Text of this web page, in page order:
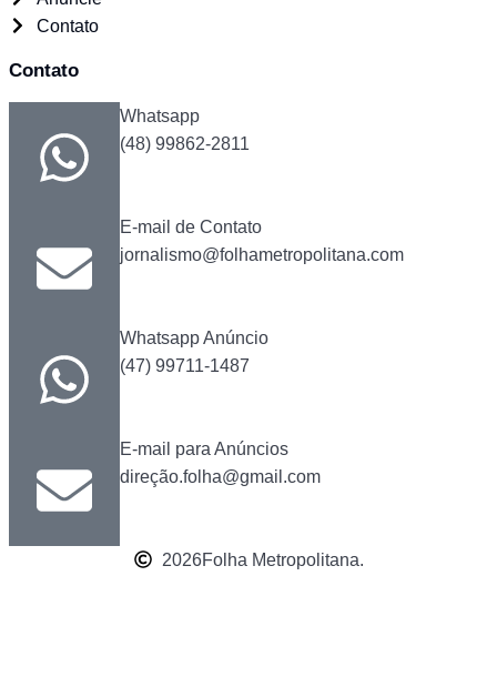
Contato
Contato
Whatsapp
(48) 99862-2811
E-mail de Contato
jornalismo@folhametropolitana.com
Whatsapp Anúncio
(47) 99711-1487
E-mail para Anúncios
direção.folha@gmail.com
2026Folha Metropolitana.